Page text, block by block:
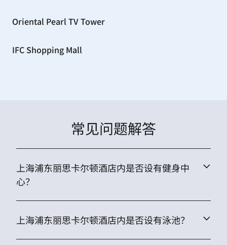
Oriental Pearl TV Tower
IFC Shopping Mall
常见问题解答
上海浦东丽思卡尔顿酒店内是否设有健身中
心？
上海浦东丽思卡尔顿酒店内是否设有泳池？